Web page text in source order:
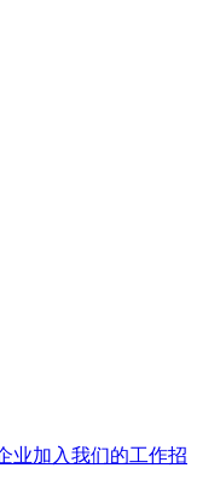
业加入我们的工作招